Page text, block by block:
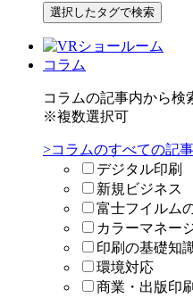
コラム
コラムの記事内から検
※複数選択可
>コラムのすべての記
デジタル印刷
新規ビジネス
富士フイルム
カラーマネー
印刷の基礎知
環境対応
商業・出版印刷